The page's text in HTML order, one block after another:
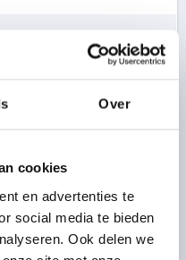
Over
cookies
en advertenties te
social media te bieden
Ook delen we
DETAILS